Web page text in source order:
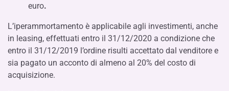
euro.
L’iperammortamento è applicabile agli investimenti, anche
in leasing, effettuati entro il 31/12/2020 a condizione che
entro il 31/12/2019 l’ordine risulti accettato dal venditore e
sia pagato un acconto di almeno al 20% del costo di
acquisizione.